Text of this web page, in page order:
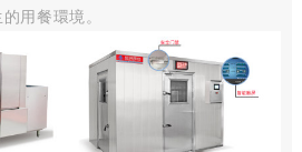
用餐環境。